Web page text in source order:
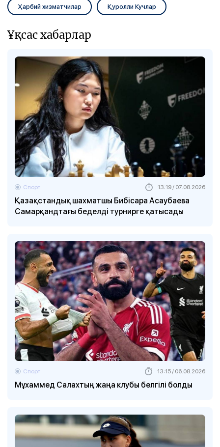
Ҳарбий хизматчилар Қуролли Кучлар
Ұқсас хабарлар
Қазақстандық шахматшы Бибісара Асаубаева
Самарқандтағы беделді турнирге қатысады
Спорт 13:19 / 07.08.2026
Мұхаммед Салахтың жаңа клубы белгілі болды
Спорт 13:15 / 06.08.2026